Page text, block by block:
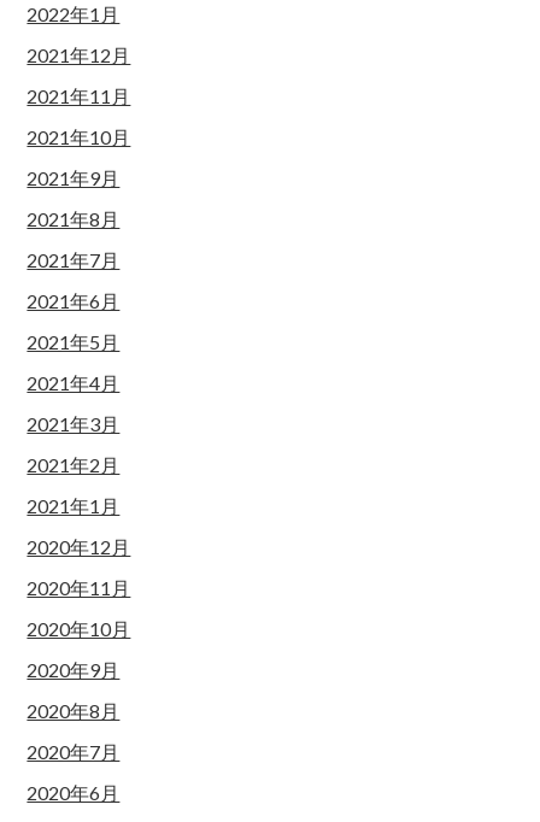
2022年1月
2021年12月
2021年11月
2021年10月
2021年9月
2021年8月
2021年7月
2021年6月
2021年5月
2021年4月
2021年3月
2021年2月
2021年1月
2020年12月
2020年11月
2020年10月
2020年9月
2020年8月
2020年7月
2020年6月